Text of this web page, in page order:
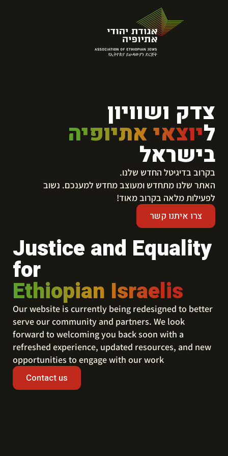
צדק ושוויון
ליוצאי אתיופיה
בישראל
בקרוב בדיגיטל החדש שלנו.
​האתר שלנו מתחדש ומעוצב מחדש למענכם. נשוב
לפעילות מלאה בקרוב מאוד!
צרו איתנו קשר
Justice and Equality
for
Ethiopian Israelis
Our website is currently being redesigned to better
serve our community and partners. We look
forward to welcoming you back soon with a
refreshed experience, updated resources, and new
opportunities to engage with our work
Contact us